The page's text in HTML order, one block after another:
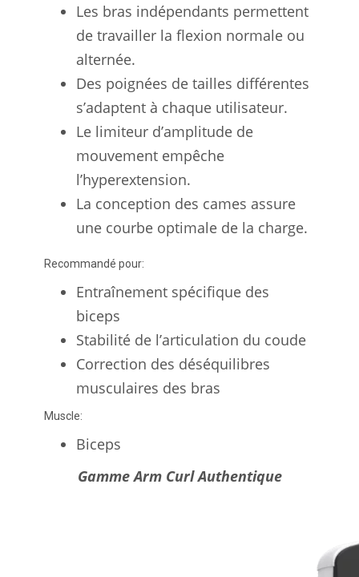
Les bras indépendants permettent
de travailler la flexion normale ou
alternée.
Des poignées de tailles différentes
s’adaptent à chaque utilisateur.
Le limiteur d’amplitude de
mouvement empêche
l’hyperextension.
La conception des cames assure
une courbe optimale de la charge.
Recommandé pour:
Entraînement spécifique des
biceps
Stabilité de l’articulation du coude
Correction des déséquilibres
musculaires des bras
Muscle:
Biceps
Gamme Arm Curl Authentique